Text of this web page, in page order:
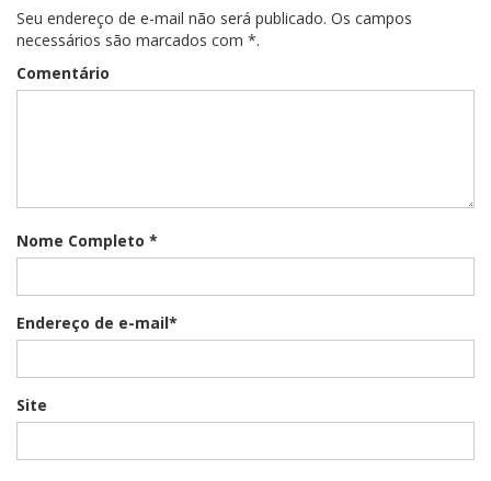
Seu endereço de e-mail não será publicado. Os campos
necessários são marcados com *.
Comentário
Nome Completo *
Endereço de e-mail*
Site